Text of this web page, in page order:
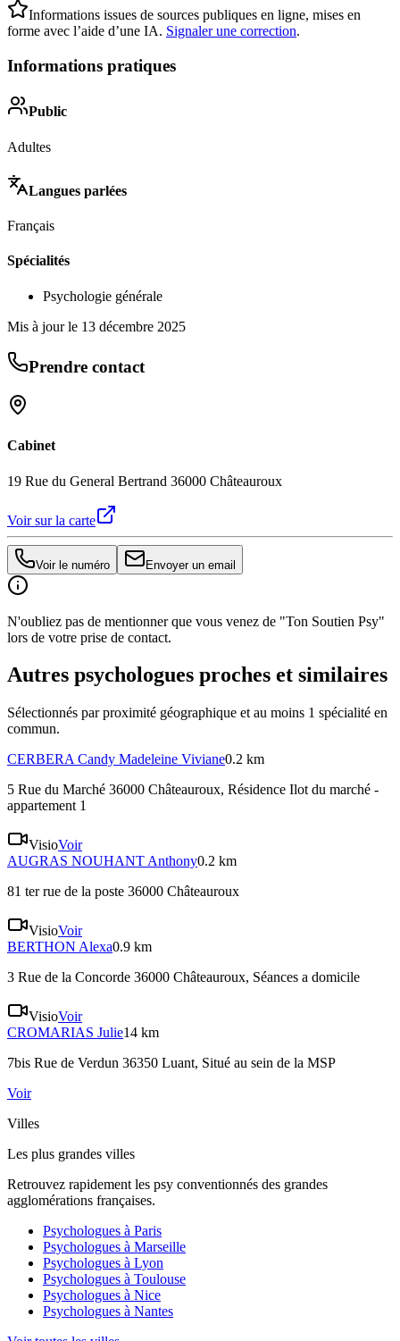
Informations issues de sources publiques en ligne, mises en
forme avec l’aide d’une IA. Signaler une correction.
Informations pratiques
Public
Adultes
Langues parlées
Français
Spécialités
Psychologie générale
Mis à jour le 13 décembre 2025
Prendre contact
Cabinet
19 Rue du General Bertrand 36000 Châteauroux
Voir sur la carte
Voir le numéro Envoyer un email
N'oubliez pas de mentionner que vous venez de "Ton Soutien Psy"
lors de votre prise de contact.
Autres psychologues proches et similaires
Sélectionnés par proximité géographique et au moins 1 spécialité en
commun.
CERBERA Candy Madeleine Viviane0.2 km
5 Rue du Marché 36000 Châteauroux, Résidence Ilot du marché -
appartement 1
VisioVoir
AUGRAS NOUHANT Anthony0.2 km
81 ter rue de la poste 36000 Châteauroux
VisioVoir
BERTHON Alexa0.9 km
3 Rue de la Concorde 36000 Châteauroux, Séances a domicile
VisioVoir
CROMARIAS Julie14 km
7bis Rue de Verdun 36350 Luant, Situé au sein de la MSP
Voir
Villes
Les plus grandes villes
Retrouvez rapidement les psy conventionnés des grandes
agglomérations françaises.
Psychologues à Paris
Psychologues à Marseille
Psychologues à Lyon
Psychologues à Toulouse
Psychologues à Nice
Psychologues à Nantes